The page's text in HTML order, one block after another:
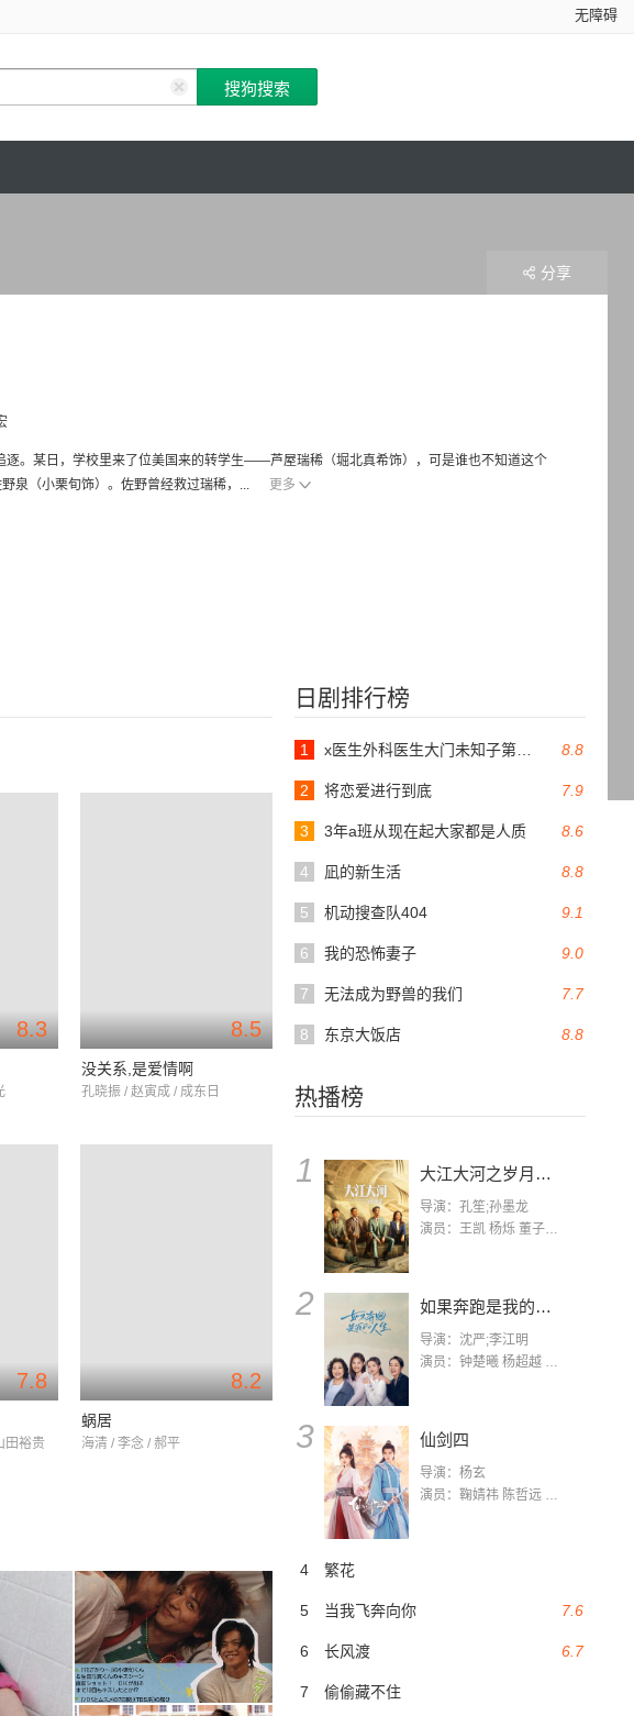
无障碍
。某日，学校里来了位美国来的转学生——芦屋瑞稀（堀北真希饰），可是谁也不知道这个
泉（小栗旬饰）。佐野曾经救过瑞稀，...
更多
分享
日剧排行榜
8.8
1
7.9
2 将恋爱进行到底
8.6
3 3年a班从现在起大家都是人质
8.8
4 凪的新生活
9.1
5 机动搜查队404
9.0
6 我的恐怖妻子
7.7
7 无法成为野兽的我们
8.8
8 东京大饭店
热播榜
1 大江大河之岁月如歌
导演：孔笙;孙墨龙
演员：王凯 杨烁 董子健 杨采钰 张佳宁 练练 林栋甫 房子斌
2 如果奔跑是我的人生
导演：沈严;李江明
演员：钟楚曦 杨超越 许娣 陈小艺 侯雯元 宋洋 王宥钧 李添诺
3 仙剑四
导演：杨玄
演员：鞠婧祎 陈哲远 茅子俊 毛晓慧 王媛可 张志浩 林枫松 张帆（演员）
4 繁花
7.6
5 当我飞奔向你
6.7
6 长风渡
7 偷偷藏不住
8.3 8.5
没关系,是爱情啊
孔晓振 / 赵寅成 / 成东日
7.8
田裕贵
8.2
蜗居
海清 / 李念 / 郝平